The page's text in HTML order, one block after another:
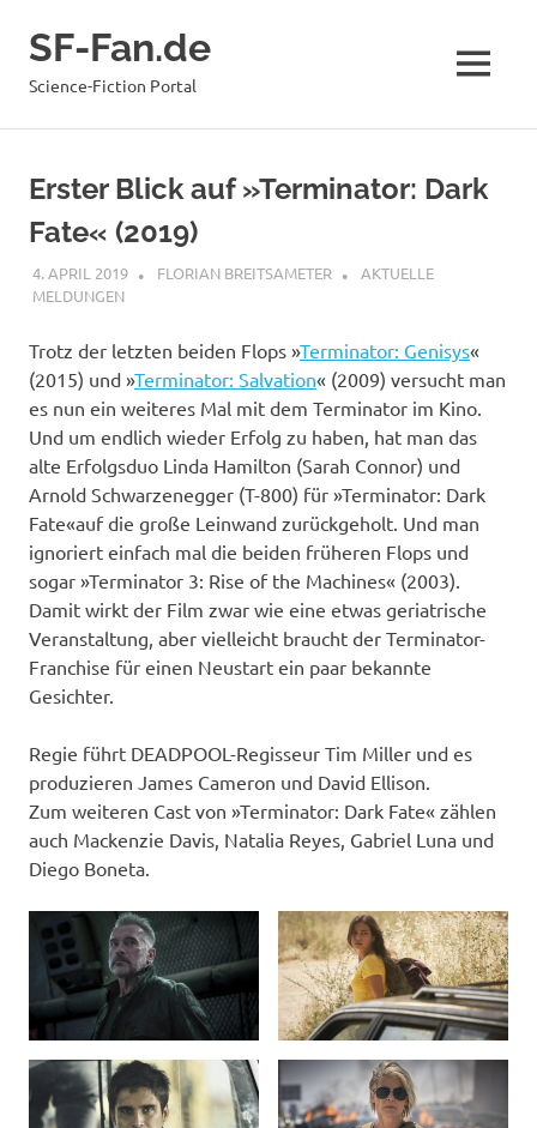
InhaltSF-Fan.de
Science-Fiction Portal MENÜ
Erster Blick auf »Terminator: Dark
Fate« (2019)
4. APRIL 2019 FLORIAN BREITSAMETER
AKTUELLE
MELDUNGEN
Trotz der letzten beiden Flops »Terminator: Genisys«
(2015) und »Terminator: Salvation« (2009) versucht man
es nun ein weiteres Mal mit dem Terminator im Kino.
Und um endlich wieder Erfolg zu haben, hat man das
alte Erfolgsduo Linda Hamilton (Sarah Connor) und
Arnold Schwarzenegger (T-800) für »Terminator: Dark
Fate«auf die große Leinwand zurückgeholt. Und man
ignoriert einfach mal die beiden früheren Flops und
sogar »Terminator 3: Rise of the Machines« (2003).
Damit wirkt der Film zwar wie eine etwas geriatrische
Veranstaltung, aber vielleicht braucht der Terminator-
Franchise für einen Neustart ein paar bekannte
Gesichter.
Regie führt DEADPOOL-Regisseur Tim Miller und es
produzieren James Cameron und David Ellison.
Zum weiteren Cast von »Terminator: Dark Fate« zählen
auch Mackenzie Davis, Natalia Reyes, Gabriel Luna und
Diego Boneta.